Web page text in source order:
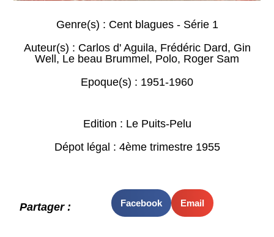
Genre(s) : Cent blagues - Série 1
Auteur(s) : Carlos d' Aguila, Frédéric Dard, Gin
Well , Le beau Brummel , Polo, Roger Sam
Epoque(s) : 1951-1960
Edition : Le Puits-Pelu
Dépot légal : 4ème trimestre 1955
Partager : Facebook Email